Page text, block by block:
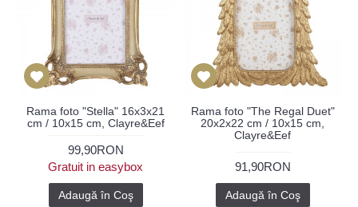
Rama foto "Stella" 16x3x21
cm / 10x15 cm, Clayre&Eef
99,90RON
Gratuit in easybox
Adaugă în Coş
Rama foto "The Regal Duet"
20x2x22 cm / 10x15 cm,
Clayre&Eef
91,90RON
Adaugă în Coş